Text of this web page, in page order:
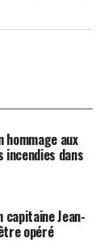
hommage aux
incendies dans
capitaine Jean-
opéré